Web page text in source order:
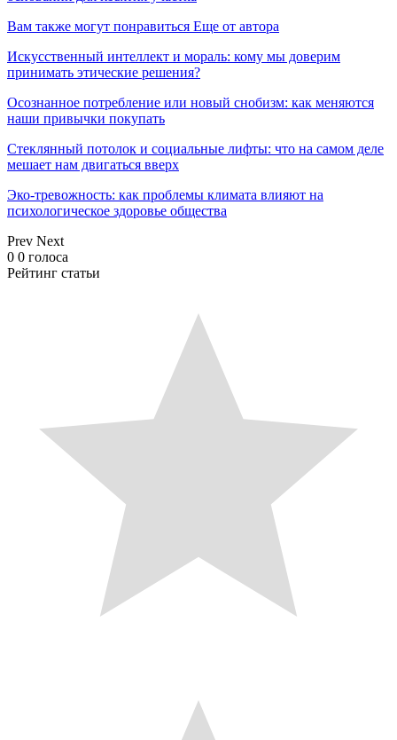
Вам также могут понравиться Еще от автора
Искусственный интеллект и мораль: кому мы доверим
принимать этические решения?
Осознанное потребление или новый снобизм: как меняются
наши привычки покупать
Стеклянный потолок и социальные лифты: что на самом деле
мешает нам двигаться вверх
Эко-тревожность: как проблемы климата влияют на
психологическое здоровье общества
Prev Next
0 0 голоса
Рейтинг статьи